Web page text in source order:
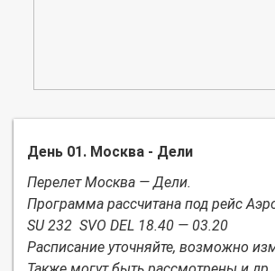
День 01. Москва - Дели
Перелет Москва — Дели.
Программа рассчитана под рейс
SU 232 SVO DEL 18.40 — 03.20
Расписание уточняйте, возможно